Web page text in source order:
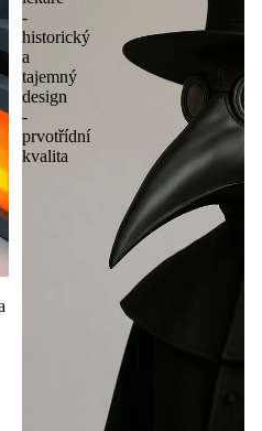
-
historický
a
tajemný
design
-
prvotřídní
kvalita